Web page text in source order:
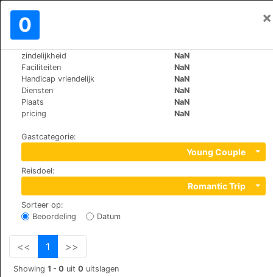
0 ×
zindelijkheid
NaN
Faciliteiten
NaN
Handicap vriendelijk
NaN
Diensten
NaN
Plaats
NaN
pricing
NaN
Gastcategorie:
Young Couple
Reisdoel:
Romantic Trip
Sorteer op:
Beoordeling
Datum
<< 1 >>
Showing 1 - 0 uit 0 uitslagen
Wereld>Switzerland
B&B Matterhorn Golf
Wildi, 3928